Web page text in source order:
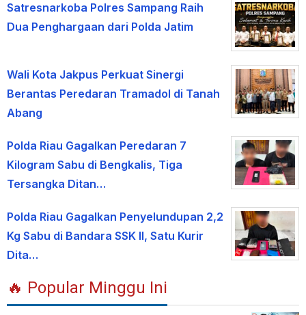
Satresnarkoba Polres Sampang Raih
Dua Penghargaan dari Polda Jatim
Wali Kota Jakpus Perkuat Sinergi
Berantas Peredaran Tramadol di Tanah
Abang
Polda Riau Gagalkan Peredaran 7
Kilogram Sabu di Bengkalis, Tiga
Tersangka Ditan…
Polda Riau Gagalkan Penyelundupan 2,2
Kg Sabu di Bandara SSK II, Satu Kurir
Dita…
🔥 Popular Minggu Ini